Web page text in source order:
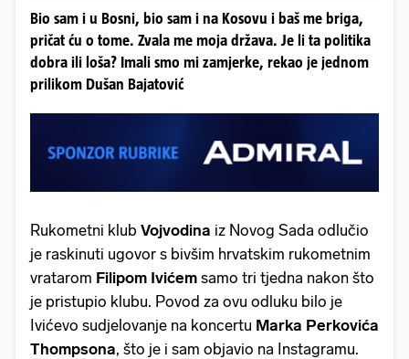
Bio sam i u Bosni, bio sam i na Kosovu i baš me briga,
pričat ću o tome. Zvala me moja država. Je li ta politika
dobra ili loša? Imali smo mi zamjerke, rekao je jednom
prilikom Dušan Bajatović
Rukometni klub Vojvodina iz Novog Sada odlučio
je raskinuti ugovor s bivšim hrvatskim rukometnim
vratarom Filipom Ivićem samo tri tjedna nakon što
je pristupio klubu. Povod za ovu odluku bilo je
Ivićevo sudjelovanje na koncertu Marka Perkovića
Thompsona, što je i sam objavio na Instagramu.